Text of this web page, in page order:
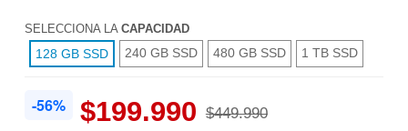
SELECCIONA LA CAPACIDAD
128 GB SSD 240 GB SSD 480 GB SSD 1 TB SSD
-56% $199.990 $449.990